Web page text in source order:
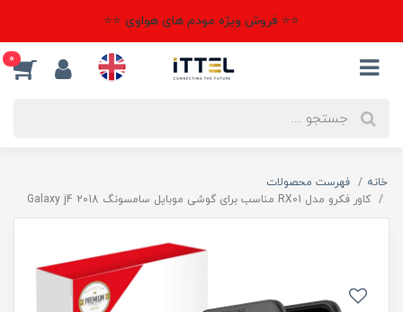
⭐⭐ فروش ویژه مودم های هواوی ⭐⭐
0
خانه
فهرست محصولات
کاور فکرو مدل RX01 مناسب برای گوشی موبایل سامسونگ Galaxy j4 2018